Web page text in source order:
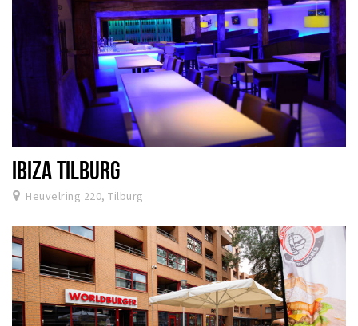
IBIZA TILBURG
Heuvelring 220, Tilburg